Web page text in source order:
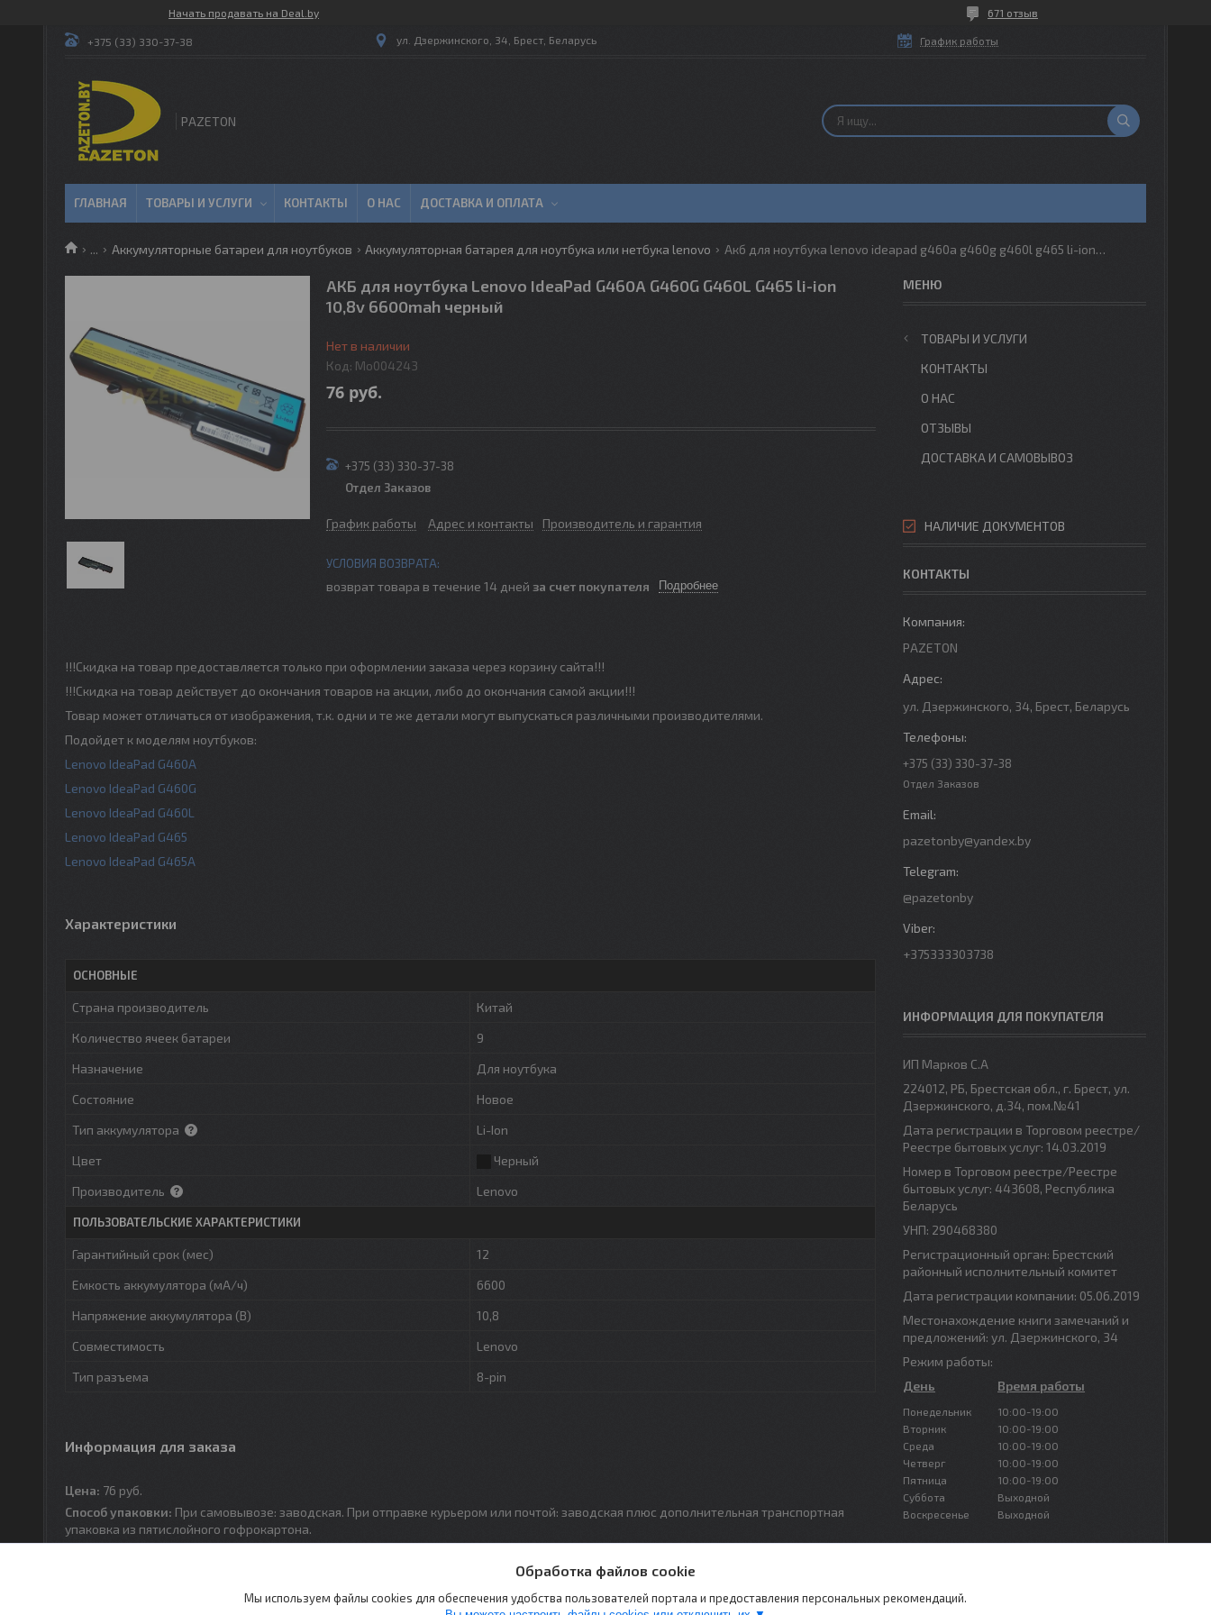
Начать продавать на Deal.by 671 отзыв
+375 (33) 330-37-38 ул. Дзержинского, 34, Брест, Беларусь График работы
PAZETON
ГЛАВНАЯ ТОВАРЫ И УСЛУГИ КОНТАКТЫ О НАС ДОСТАВКА И ОПЛАТА
... Аккумуляторные батареи для ноутбуков Аккумуляторная батарея для ноутбука или нетбука lenovo Акб для ноутбука lenovo ideapad g460a g460g g460l g465 li-ion 10,8v 6600mah черный
АКБ для ноутбука Lenovo IdeaPad G460A G460G G460L G465 li-ion
10,8v 6600mah черный
Нет в наличии
Код: Mo004243
76 руб.
+375 (33) 330-37-38
Отдел Заказов
График работы Адрес и контакты Производитель и гарантия
возврат товара в течение 14 дней за счет покупателя Подробнее
!!!Скидка на товар предоставляется только при оформлении заказа через корзину сайта!!!
!!!Скидка на товар действует до окончания товаров на акции, либо до окончания самой акции!!!
Товар может отличаться от изображения, т.к. одни и те же детали могут выпускаться различными производителями.
Подойдет к моделям ноутбуков:
Lenovo IdeaPad G460A
Lenovo IdeaPad G460G
Lenovo IdeaPad G460L
Lenovo IdeaPad G465
Lenovo IdeaPad G465A
Характеристики
ОСНОВНЫЕ
Страна производитель
Китай
Количество ячеек батареи
9
Назначение
Для ноутбука
Состояние
Новое
Тип аккумулятора
Li-Ion
Цвет
Черный
Производитель
Lenovo
ПОЛЬЗОВАТЕЛЬСКИЕ ХАРАКТЕРИСТИКИ
Гарантийный срок (мес)
12
Емкость аккумулятора (мА/ч)
6600
Напряжение аккумулятора (В)
10,8
Совместимость
Lenovo
Тип разъема
8-pin
Информация для заказа
Цена: 76 руб.
Способ упаковки: При самовывозе: заводская. При отправке курьером или почтой: заводская плюс дополнительная транспортная
упаковка из пятислойного гофрокартона.
ТОВАРЫ И УСЛУГИ
КОНТАКТЫ
О НАС
ОТЗЫВЫ
ДОСТАВКА И САМОВЫВОЗ
НАЛИЧИЕ ДОКУМЕНТОВ
КОНТАКТЫ
PAZETON
ул. Дзержинского, 34, Брест, Беларусь
+375 (33) 330-37-38
Отдел Заказов
pazetonby@yandex.by
@pazetonby
+375333303738
ИНФОРМАЦИЯ ДЛЯ ПОКУПАТЕЛЯ
ИП Марков С.А
224012, РБ, Брестская обл., г. Брест, ул.
Дзержинского, д.34, пом.№41
Дата регистрации в Торговом реестре/
Реестре бытовых услуг: 14.03.2019
Номер в Торговом реестре/Реестре
бытовых услуг: 443608, Республика
Беларусь
УНП: 290468380
Регистрационный орган: Брестский
районный исполнительный комитет
Дата регистрации компании: 05.06.2019
Местонахождение книги замечаний и
предложений: ул. Дзержинского, 34
Режим работы:
День
Время работы
Понедельник
10:00-19:00
Вторник
10:00-19:00
Среда
10:00-19:00
Четверг
10:00-19:00
Пятница
10:00-19:00
Суббота
Выходной
Воскресенье
Выходной
Обработка файлов cookie
Мы используем файлы cookies для обеспечения удобства пользователей портала и предоставления персональных рекомендаций.